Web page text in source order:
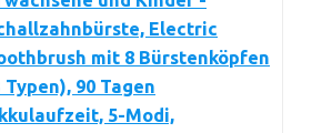
Electric
mit 8 Bürstenköpfen
Typen), 90 Tagen
5-Modi,